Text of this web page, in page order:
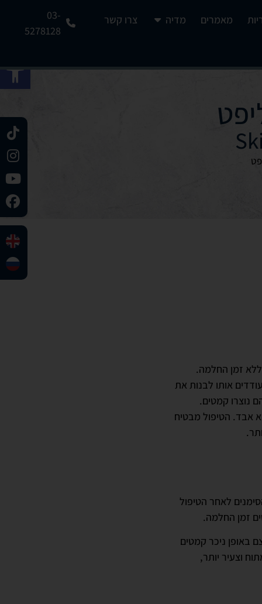
מאמרים מדיה צרו קשר
03-
5278128
זמן החלמה.
אותו לבנות את
נוצרו קמטים.
אבד. הטיפול מבטיח
לאחר הטיפול
באופן ניכר קמטים
וצעיר יותר,